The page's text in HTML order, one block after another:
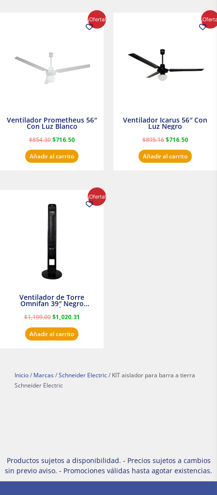
¡Oferta!
Ventilador Prometheus 56″
Con Luz Blanco
$854.30$716.50
precio
actual
Añadir al carrito
Ventilador Icarus 56″ Con
Luz Negro
$895.16$716.50
precio
actual
Añadir al carrito
¡Oferta!
Ventilador de Torre
Omnifan 39″ Negro
Masterfan
$1,199.00
original
era:
$1,020.31
precio
actual
Añadir al carrito
Inicio / Marcas / Schneider Electric / KIT aislador para barra a tierra
Schneider Electric
Productos sujetos a disponibilidad. - Precios sujetos a cambios
sin previo aviso. - Promociones válidas hasta agotar existencias.